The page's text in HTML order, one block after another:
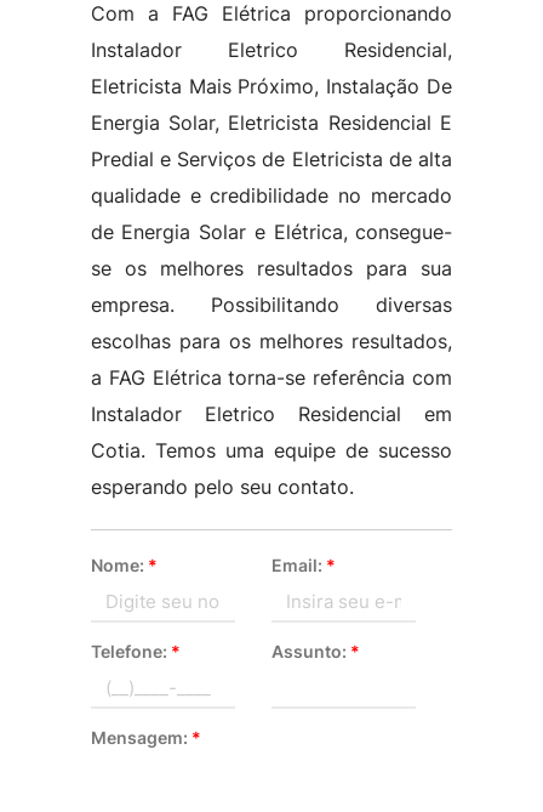
Com a FAG Elétrica proporcionando
Instalador Eletrico Residencial,
Eletricista Mais Próximo, Instalação De
Energia Solar, Eletricista Residencial E
Predial e Serviços de Eletricista de alta
qualidade e credibilidade no mercado
de Energia Solar e Elétrica, consegue-
se os melhores resultados para sua
empresa. Possibilitando diversas
escolhas para os melhores resultados,
a FAG Elétrica torna-se referência com
Instalador Eletrico Residencial em
Cotia. Temos uma equipe de sucesso
esperando pelo seu contato.
Nome: * Email: *
Telefone: * Assunto: *
Mensagem: *